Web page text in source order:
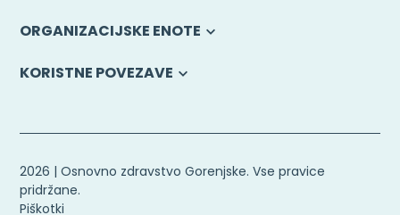
ORGANIZACIJSKE ENOTE
KORISTNE POVEZAVE
2026 | Osnovno zdravstvo Gorenjske. Vse pravice
pridržane.
Piškotki